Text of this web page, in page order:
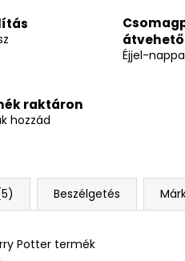
átvehető
Éjjel-
raktáron
hozzád
Beszélgetés
Potter termék